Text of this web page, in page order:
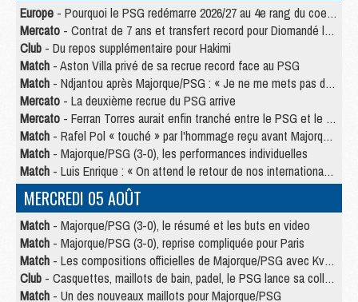
Europe - Pourquoi le PSG redémarre 2026/27 au 4e rang du coefficient UEFA
Mercato - Contrat de 7 ans et transfert record pour Diomandé loin du PSG
Club - Du repos supplémentaire pour Hakimi
Match - Aston Villa privé de sa recrue record face au PSG
Match - Ndjantou après Majorque/PSG : « Je ne me mets pas de plafond »
Mercato - La deuxième recrue du PSG arrive
Mercato - Ferran Torres aurait enfin tranché entre le PSG et le Barça
Match - Rafel Pol « touché » par l'hommage reçu avant Majorque/PSG
Match - Majorque/PSG (3-0), les performances individuelles
Match - Luis Enrique : « On attend le retour de nos internationaux »
MERCREDI 05 AOÛT
Match - Majorque/PSG (3-0), le résumé et les buts en video
Match - Majorque/PSG (3-0), reprise compliquée pour Paris
Match - Les compositions officielles de Majorque/PSG avec Kvara et de nombreux jeunes
Club - Casquettes, maillots de bain, padel, le PSG lance sa collection été
Match - Un des nouveaux maillots pour Majorque/PSG